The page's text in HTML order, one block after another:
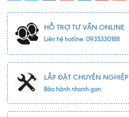
HỖ TRỢ TƯ VẤN ONLINE
Liên hệ hotline: 0935330188
LẮP ĐẶT CHUYÊN NGHIỆP
Bảo hành nhanh gọn